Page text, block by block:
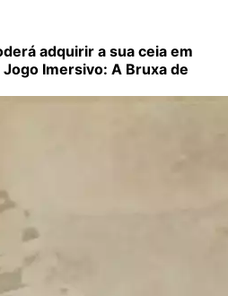
adquirir a sua ceia em
Imersivo: A Bruxa de